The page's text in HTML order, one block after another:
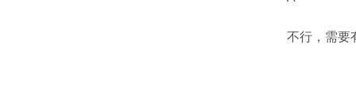
不行，需要